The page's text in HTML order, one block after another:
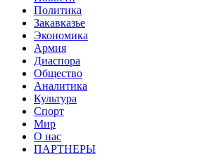
Политика
Закавказье
Экономика
Армия
Диаспора
Общество
Аналитика
Культура
Спорт
Мир
О нас
ПАРТНЕРЫ